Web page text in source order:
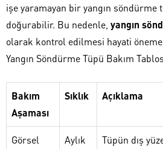
işe yaramayan bir yangın
doğurabilir. Bu nedenle, yangın
olarak kontrol edilmesi hayati
Yangın Söndürme Tüpü Bakım
Bakım
Aşaması
Sıklık Açıklama
Görsel
Aylık
Tüpün dış